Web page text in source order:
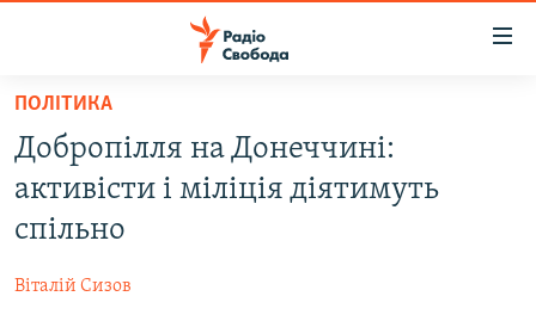
Перейти
основного
матеріалу
Перейти
до
основної
РАДІО СВОБОДА – 70 РОКІВ
ВСЕ ЗА ДОБУ
СТАТТІ
РОСІЙСЬКА «ФІЛЬТРАЦІЯ»
ПОЛІТИКА
Добропілля на Донеччині:
активісти і міліція діятимуть
спільно
Віталій Сизов